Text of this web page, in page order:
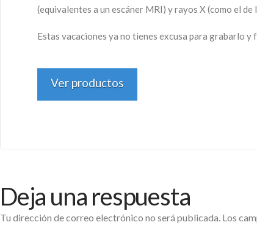
(equivalentes a un escáner MRI) y rayos X (como el
Estas vacaciones ya no tienes excusa para grabarlo
Ver productos
Deja una respuesta
Tu dirección de correo electrónico no será publicada. Los